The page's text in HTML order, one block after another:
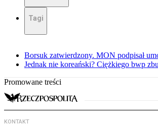
Tagi
Borsuk zatwierdzony. MON podpisał
Jednak nie koreański? Ciężkiego bwp
Promowane treści
KONTAKT